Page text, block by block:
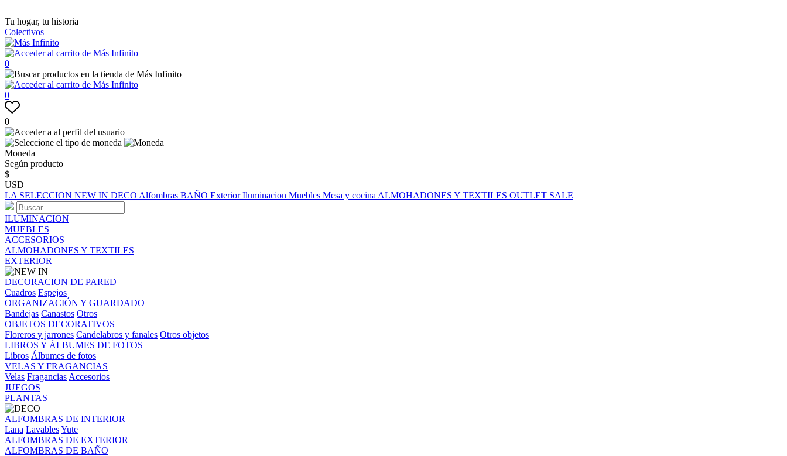
Tu hogar, tu historia
Colectivos
0
0
0
Moneda
Según producto
$
USD
LA SELECCION NEW IN DECO Alfombras BAÑO ExteriorIluminacion Muebles Mesa y cocina ALMOHADONES Y TEXTILES OUTLET SALE
ILUMINACION
MUEBLES
ACCESORIOS
ALMOHADONES Y TEXTILES
EXTERIOR
DECORACION DE PARED
Cuadros Espejos
ORGANIZACIÓN Y GUARDADO
Bandejas Canastos Otros
OBJETOS DECORATIVOS
Floreros y jarrones Candelabros y fanales Otros objetos
LIBROS Y ÁLBUMES DE FOTOS
Libros Álbumes de fotos
VELAS Y FRAGANCIAS
Velas Fragancias Accesorios
JUEGOS
PLANTAS
ALFOMBRAS DE INTERIOR
Lana LavablesYute
ALFOMBRAS DE EXTERIOR
ALFOMBRAS DE BAÑO